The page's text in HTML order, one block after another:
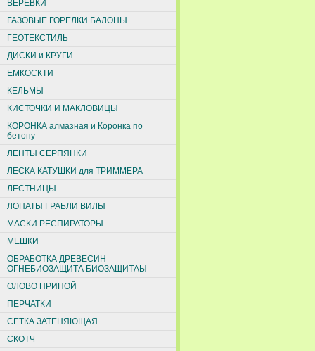
ВЕРЕВКИ
ГАЗОВЫЕ ГОРЕЛКИ БАЛОНЫ
ГЕОТЕКСТИЛЬ
ДИСКИ и КРУГИ
ЕМКОСКТИ
КЕЛЬМЫ
КИСТОЧКИ И МАКЛОВИЦЫ
КОРОНКА алмазная и Коронка по
бетону
ЛЕНТЫ СЕРПЯНКИ
ЛЕСКА КАТУШКИ для ТРИММЕРА
ЛЕСТНИЦЫ
ЛОПАТЫ ГРАБЛИ ВИЛЫ
МАСКИ РЕСПИРАТОРЫ
МЕШКИ
ОБРАБОТКА ДРЕВЕСИН
ОГНЕБИОЗАЩИТА БИОЗАЩИТАЫ
ОЛОВО ПРИПОЙ
ПЕРЧАТКИ
СЕТКА ЗАТЕНЯЮЩАЯ
СКОТЧ